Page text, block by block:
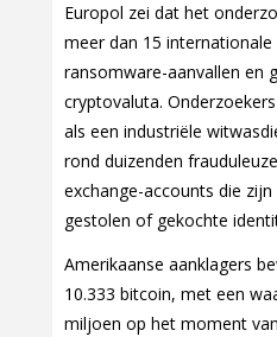
Europol zei dat het
meer dan 15
ransomware-aanvallen en
cryptovaluta.
als een industriële
rond duizenden
exchange-accounts die
gestolen of gekochte
Amerikaanse aanklagers
10.333 bitcoin, met een
miljoen op het moment